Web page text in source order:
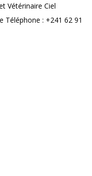
Vétérinaire Ciel
Téléphone : +241 62 91